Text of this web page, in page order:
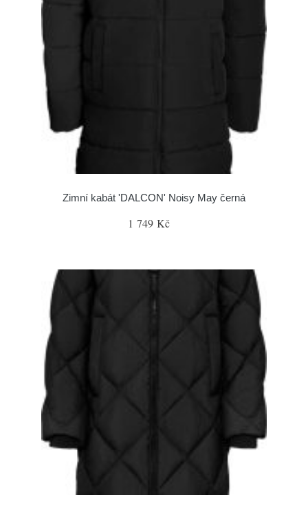
Zimní kabát 'DALCON' Noisy May černá
1 749 Kč